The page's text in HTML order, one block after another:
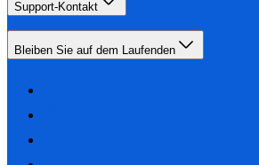
Support-Kontakt
Bleiben Sie auf dem Laufenden